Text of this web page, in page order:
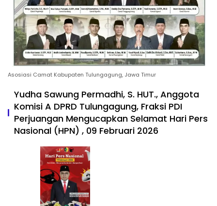
Asosiasi Camat Kabupaten Tulungagung, Jawa Timur
Yudha Sawung Permadhi, S. HUT., Anggota
Komisi A DPRD Tulungagung, Fraksi PDI
Perjuangan Mengucapkan Selamat Hari Pers
Nasional (HPN) , 09 Februari 2026